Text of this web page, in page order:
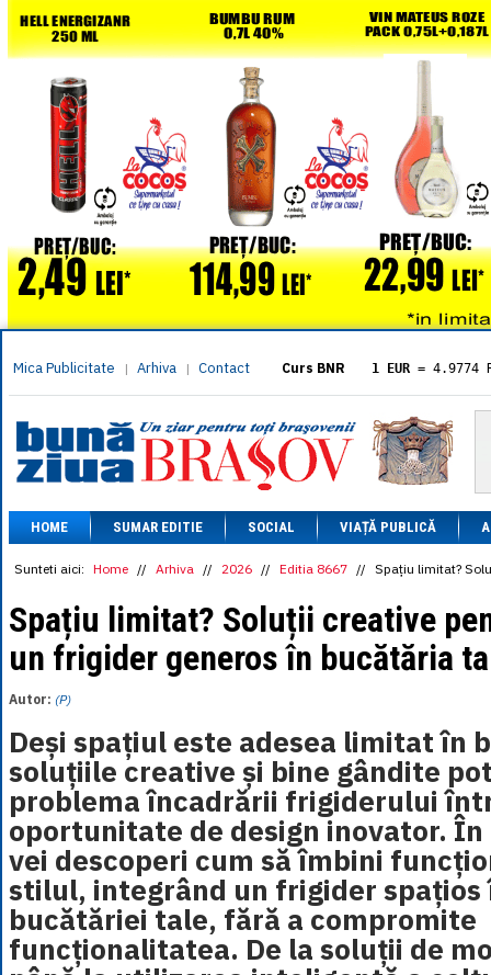
Mica Publicitate | Arhiva | Contact Curs BNR 1 EUR = 4.9774
= 5.8304
1 XAU= 464.4611
1 AED= 1.1933
1 AUD= 2.7957
1 BGN= 2.5449
1 CAD= 3.1559
1 CHF= 5.2813
1 CNY= 0.6015
1 DKK
1 EGP= 0.0860
1 HUF= 1.2223
1 INR= 0.0513
1 MXN= 0.2227
1 NOK = 0.4191
1 NZD = 2.6097
1 PLN
= 1.1646
1 RSD= 0.0425
1 RUB= 0.0530
1 SEK = 0.4526
1 TRY= 0.1141
1 UAH= 0.1048
1 XDR= 5.9383
1 ZAR
= 0.2318
HOME SUMAR EDITIE SOCIAL VIAȚĂ PUBLICĂ
Sunteti aici: Home // Arhiva // 2026 // Editia 8667 // Spațiu limitat?
Spațiu limitat? Soluții creative
un frigider generos în bucătăria
Autor: (P)
Deși spațiul este adesea limitat în
soluțiile creative și bine gândite
problema încadrării frigiderului
oportunitate de design inovator.
vei descoperi cum să îmbini
stilul, integrând un frigider spațios
bucătăriei tale, fără a compromite
funcționalitatea. De la soluții de